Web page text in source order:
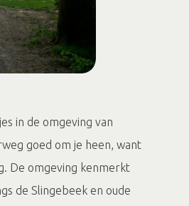
in de omgeving van
goed om je heen, want
De omgeving kenmerkt
de Slingebeek en oude